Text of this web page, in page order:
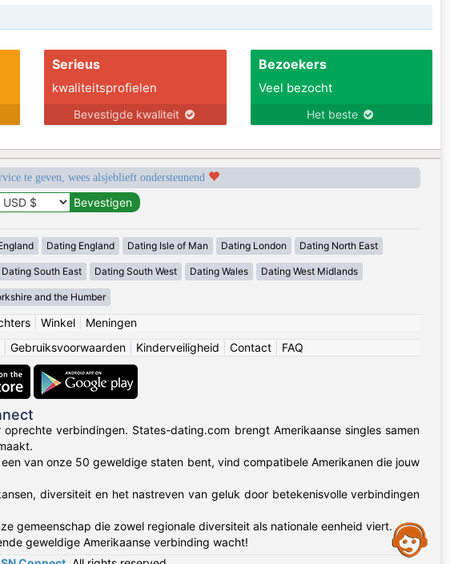
Serieus
kwaliteitsprofielen
Bevestigde kwaliteit
Bezoekers
Veel bezocht
Het beste
te geven, wees alsjeblieft ondersteunend
Dating England Dating Isle of Man Dating London Dating North East
Dating South East Dating South West Dating Wales Dating West Midlands
and the Humber
| Winkel| Meningen
Gebruiksvoorwaarden Kinderveiligheid Contact FAQ
verbindingen. States-dating.com brengt Amerikaanse singles samen
van onze 50 geweldige staten bent, vind compatibele Amerikanen die jouw
diversiteit en het nastreven van geluk door betekenisvolle verbindingen
gemeenschap die zowel regionale diversiteit als nationale eenheid viert.
geweldige Amerikaanse verbinding wacht!
Assistance